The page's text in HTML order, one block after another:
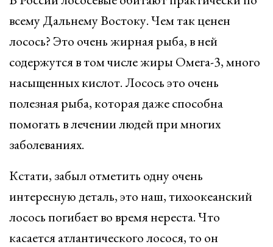
всему Дальнему Востоку. Чем так ценен
лосось? Это очень жирная рыба, в ней
содержутся в том числе жиры Омега-3, много
насыщенных кислот. Лосось это очень
полезная рыба, которая даже способна
помогать в лечении людей при многих
заболеваниях.
Кстати, забыл отметить одну очень
интересную деталь, это наш, тихоокеанский
лосось погибает во время нереста. Что
касается атлантического лосося, то он